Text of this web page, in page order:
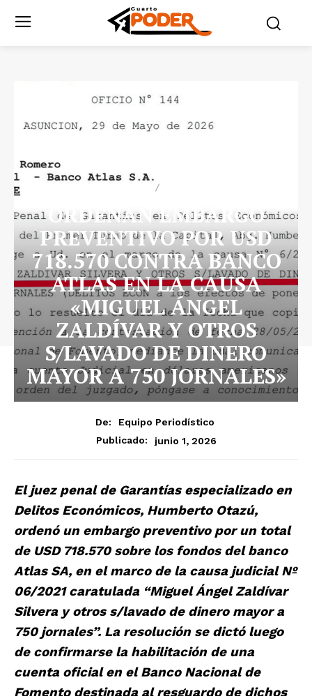
ORDENAN EMBARGO
PREVENTIVO POR USD
718.570 CONTRA BANCO
ATLAS EN LA CAUSA
«MIGUEL ÁNGEL
ZALDÍVAR Y OTROS
S/LAVADO DE DINERO
MAYOR A 750 JORNALES»
De:
Equipo Periodístico
Publicado:
junio 1, 2026
El juez penal de Garantías especializado en
Delitos Económicos, Humberto Otazú,
ordenó un embargo preventivo por un total
de USD 718.570 sobre los fondos del banco
Atlas SA, en el marco de la causa judicial Nº
06/2021 caratulada “Miguel Ángel Zaldívar
Silvera y otros s/lavado de dinero mayor a
750 jornales”. La resolución se dictó luego
de confirmarse la habilitación de una
cuenta oficial en el Banco Nacional de
Fomento destinada al resguardo de dichos